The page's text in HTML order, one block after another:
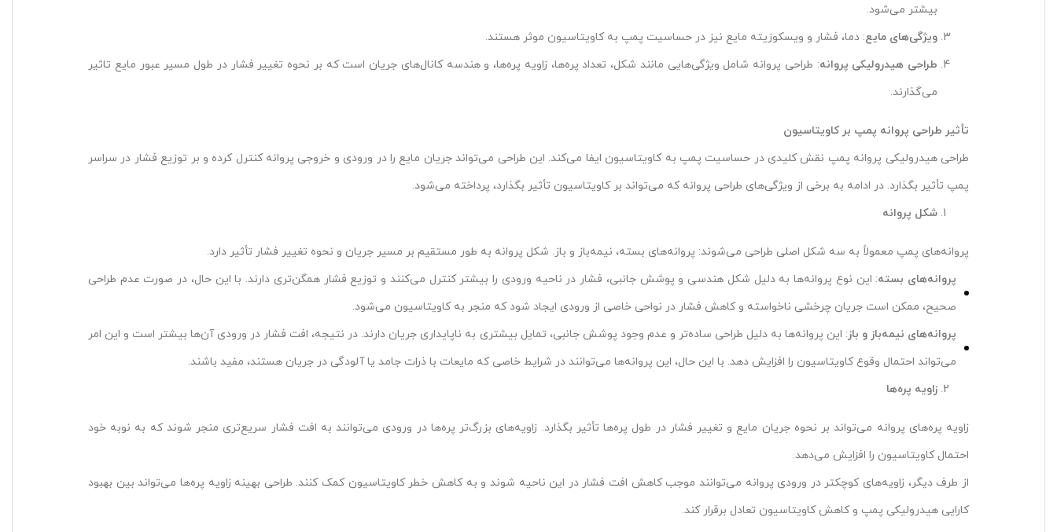
بیشتر می‌شود.
ویژگی‌های مایع: دما، فشار و ویسکوزیته مایع نیز در حساسیت پمپ به کاویتاسیون موثر هستند.
طراحی هیدرولیکی پروانه: طراحی پروانه شامل ویژگی‌هایی مانند شکل، تعداد پره‌ها، زاویه پره‌ها، و هندسه کانال‌های جریان است که بر نحوه تغییر فشار در طول مسیر عبور مایع تاثیر
می‌گذارند.
تأثیر طراحی پروانه پمپ بر کاویتاسیون
طراحی هیدرولیکی پروانه پمپ نقش کلیدی در حساسیت پمپ به کاویتاسیون ایفا می‌کند. این طراحی می‌تواند جریان مایع را در ورودی و خروجی پروانه کنترل کرده و بر توزیع فشار در سراسر
پمپ تأثیر بگذارد. در ادامه به برخی از ویژگی‌های طراحی پروانه که می‌تواند بر کاویتاسیون تأثیر بگذارد، پرداخته می‌شود.
شکل پروانه
پروانه‌های پمپ معمولاً به سه شکل اصلی طراحی می‌شوند: پروانه‌های بسته، نیمه‌باز و باز. شکل پروانه به طور مستقیم بر مسیر جریان و نحوه تغییر فشار تأثیر دارد.
پروانه‌های بسته: این نوع پروانه‌ها به دلیل شکل هندسی و پوشش جانبی، فشار در ناحیه ورودی را بیشتر کنترل می‌کنند و توزیع فشار همگن‌تری دارند. با این حال، در صورت عدم طراحی
صحیح، ممکن است جریان چرخشی ناخواسته و کاهش فشار در نواحی خاصی از ورودی ایجاد شود که منجر به کاویتاسیون می‌شود.
پروانه‌های نیمه‌باز و باز : این پروانه‌ها به دلیل طراحی ساده‌تر و عدم وجود پوشش جانبی، تمایل بیشتری به ناپایداری جریان دارند. در نتیجه، افت فشار در ورودی آن‌ها بیشتر است و این امر
می‌تواند احتمال وقوع کاویتاسیون را افزایش دهد. با این حال، این پروانه‌ها می‌توانند در شرایط خاصی که مایعات با ذرات جامد یا آلودگی در جریان هستند، مفید باشند.
زاویه پره‌ها
زاویه پره‌های پروانه می‌تواند بر نحوه جریان مایع و تغییر فشار در طول پره‌ها تأثیر بگذارد. زاویه‌های بزرگ‌تر پره‌ها در ورودی می‌توانند به افت فشار سریع‌تری منجر شوند که به نوبه خود
احتمال کاویتاسیون را افزایش می‌دهد.
از طرف دیگر، زاویه‌های کوچکتر در ورودی پروانه می‌توانند موجب کاهش افت فشار در این ناحیه شوند و به کاهش خطر کاویتاسیون کمک کنند. طراحی بهینه زاویه پره‌ها می‌تواند بین بهبود
کارایی هیدرولیکی پمپ و کاهش کاویتاسیون تعادل برقرار کند.